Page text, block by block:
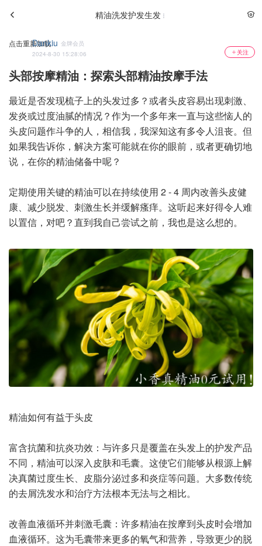
精油洗发护发生发
点击重新加载
Dankiu 金牌会员
2024-8-30 15:28:06
关注
头部按摩精油：探索头部精油按摩手法
最近是否发现梳子上的头发过多？或者头皮容易出现刺激、
发炎或过度油腻的情况？作为一个多年来一直与这些恼人的
头皮问题作斗争的人，相信我，我深知这有多令人沮丧。但
如果我告诉你，解决方案可能就在你的眼前，或者更确切地
说，在你的精油储备中呢？
定期使用关键的精油可以在持续使用 2 - 4 周内改善头皮健
康、减少脱发、刺激生长并缓解瘙痒。这听起来好得令人难
以置信，对吧？直到我自己尝试之前，我也是这么想的。
精油如何有益于头皮
富含抗菌和抗炎功效：与许多只是覆盖在头发上的护发产品
不同，精油可以深入皮肤和毛囊。这使它们能够从根源上解
决真菌过度生长、皮脂分泌过多和炎症等问题。大多数传统
的去屑洗发水和治疗方法根本无法与之相比。
改善血液循环并刺激毛囊：许多精油在按摩到头皮时会增加
血液循环。这为毛囊带来更多的氧气和营养，导致更少的脱